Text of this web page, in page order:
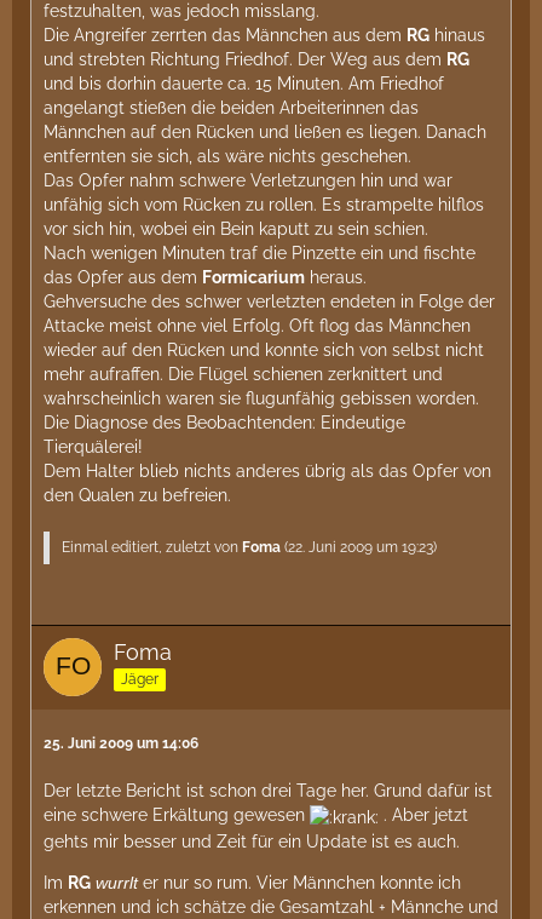
festzuhalten, was jedoch misslang.
Die Angreifer zerrten das Männchen aus dem RG hinaus
und strebten Richtung Friedhof. Der Weg aus dem RG
und bis dorhin dauerte ca. 15 Minuten. Am Friedhof
angelangt stießen die beiden Arbeiterinnen das
Männchen auf den Rücken und ließen es liegen. Danach
entfernten sie sich, als wäre nichts geschehen.
Das Opfer nahm schwere Verletzungen hin und war
unfähig sich vom Rücken zu rollen. Es strampelte hilflos
vor sich hin, wobei ein Bein kaputt zu sein schien.
Nach wenigen Minuten traf die Pinzette ein und fischte
das Opfer aus dem Formicarium heraus.
Gehversuche des schwer verletzten endeten in Folge der
Attacke meist ohne viel Erfolg. Oft flog das Männchen
wieder auf den Rücken und konnte sich von selbst nicht
mehr aufraffen. Die Flügel schienen zerknittert und
wahrscheinlich waren sie flugunfähig gebissen worden.
Die Diagnose des Beobachtenden: Eindeutige
Tierquälerei!
Dem Halter blieb nichts anderes übrig als das Opfer von
den Qualen zu befreien.
Einmal editiert, zuletzt von Foma (22. Juni 2009 um 19:23)
Foma
Jäger
25. Juni 2009 um 14:06
Der letzte Bericht ist schon drei Tage her. Grund dafür ist
eine schwere Erkältung gewesen
. Aber jetzt
gehts mir besser und Zeit für ein Update ist es auch.
Im RG wurrlter nur so rum. Vier Männchen konnte ich
erkennen und ich schätze die Gesamtzahl + Männche und